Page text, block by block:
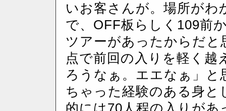
いお客さんが。場所が
で、OFF板らしく109前
ツアーがあったからだ
点で前回の入りを軽く
ろうなぁ。エエなぁ」
ちゃった経験のある身
的には70人程の入りが